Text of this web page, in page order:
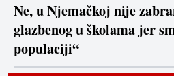
Ne, u Njemačkoj nije
glazbenog u školama jer
populaciji“